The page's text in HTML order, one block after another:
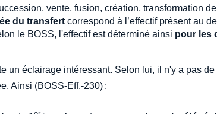
vente, fusion, création, transformation
du transfert correspond à l’effectif présent au
le BOSS, l'effectif est déterminé ainsi pour les
un éclairage intéressant. Selon lui, il n'y a pas de
Ainsi (BOSS-Eff.-230) :